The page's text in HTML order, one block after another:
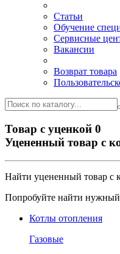
Статьи
Обучение
Сервисные
Вакансии
Возврат товара
Товар с уценкой 0
Уцененный товар с
Найти уцененный товар с
Попробуйте найти нужный
Котлы отопления
Газовые